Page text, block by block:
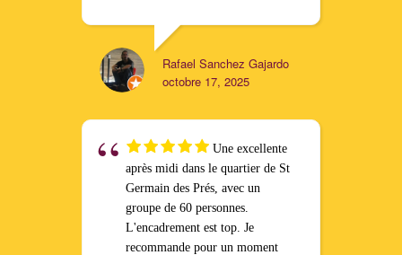
Rafael Sanchez Gajardo
octobre 17, 2025
Une excellente
après midi dans le quartier de St
Germain des Prés, avec un
groupe de 60 personnes.
L'encadrement est top. Je
recommande pour un moment